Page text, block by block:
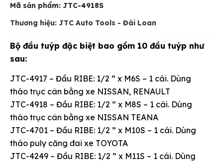
Mã sản phẩm: JTC-4918S
Thương hiệu: JTC Auto Tools - Đài Loan
Bộ đầu tuýp đặc biệt bao gồm 10 đầu tuýp như
sau:
JTC-4917 – Đầu RIBE: 1/2 ” x M6S – 1 cái. Dùng
tháo trục cân bằng xe NISSAN, RENAULT
JTC-4918 – Đầu RIBE: 1/2 ” x M8S – 1 cái. Dùng
tháo trục cân bằng xe NISSAN TEANA
JTC-4701 – Đầu RIBE: 1/2 ” x M10S – 1 cái. Dùng
tháo puly căng đai xe TOYOTA
JTC-4249 – Đầu RIBE: 1/2 ” x M11S – 1 cái. Dùng